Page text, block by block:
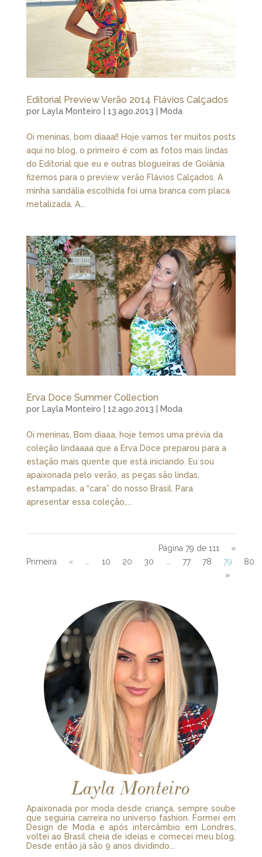
Editorial Preview Verão 2014 Flávios Calçados
por Layla Monteiro 13.ago.2013 Moda
Oi meninas, bom diaaa!! Hoje vamos ter muitos posts
aqui no blog, o primeiro é com as fotos mais lindas
do Editorial que eu e outras blogueiras de Goiânia
fizemos para o preview verão Flávios Calçados. A
minha sandália escolhida foi uma branca com placa
metalizada. A...
Erva Doce Summer Collection
por Layla Monteiro 12.ago.2013 Moda
Oi meninas, Bom diaaa, hoje temos uma prévia da
coleção lindaaaa que a Erva Doce preparou para a
estação mais quente que está iniciando. Eu sou
apaixonada pelo verão, as peças são lindas,
estampadas, a “cara” do nosso Brasil. Para
apresentar essa coleção,...
Página 79 de 111
«
Primeira
« ... 10 20 30 ... 77 78 79
80
»
Layla Monteiro
Apaixonada por moda desde criança, sempre soube
que seguiria carreira no universo fashion. Formei em
Design de Moda e após intercâmbio em Londres,
voltei ao Brasil cheia de ideias e comecei meu blog.
Desde então já são 9 anos dividindo...